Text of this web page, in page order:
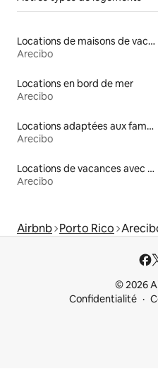
Locations de maisons de vacances
Arecibo
Locations en bord de mer
Arecibo
Locations adaptées aux familles
Arecibo
Locations de vacances avec piscine
Arecibo
Airbnb Porto Rico
© 2026
Confidentialité